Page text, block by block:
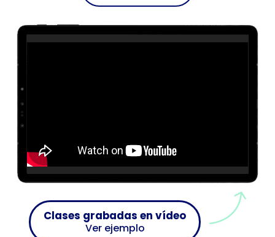
Clases grabadas en vídeo
Ver ejemplo